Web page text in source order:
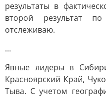
результаты в
второй результат
отслеживаю.
…
Явные лидеры в
Красноярский Край,
Тыва. С учетом